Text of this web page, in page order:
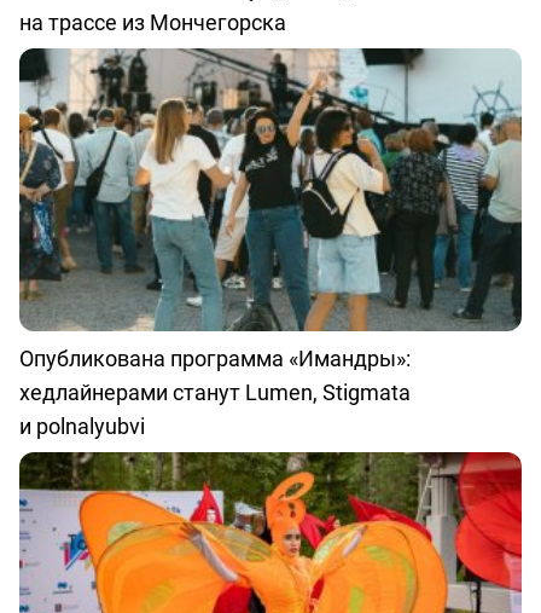
на трассе из Мончегорска
Опубликована программа «Имандры»:
хедлайнерами станут Lumen, Stigmata
и polnalyubvi